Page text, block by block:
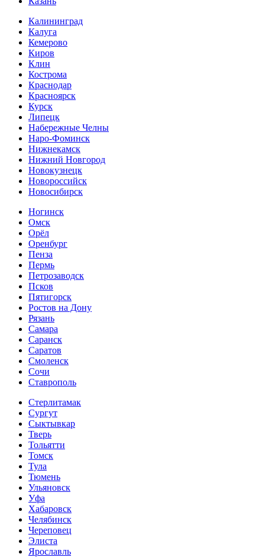
Калининград
Калуга
Кемерово
Киров
Клин
Кострома
Краснодар
Красноярск
Курск
Липецк
Набережные Челны
Наро-Фоминск
Нижнекамск
Нижний Новгород
Новокузнецк
Новороссийск
Новосибирск
Ногинск
Омск
Орёл
Оренбург
Пенза
Пермь
Петрозаводск
Псков
Пятигорск
Ростов на Дону
Рязань
Самара
Саранск
Саратов
Смоленск
Сочи
Ставрополь
Стерлитамак
Сургут
Сыктывкар
Тверь
Тольятти
Томск
Тула
Тюмень
Ульяновск
Уфа
Хабаровск
Челябинск
Череповец
Элиста
Ярославль